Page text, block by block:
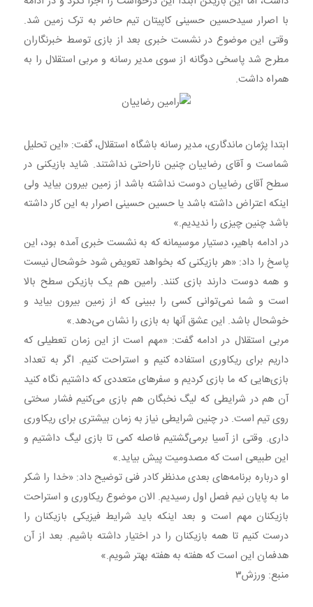
با اصرار سیدحسین حسینی کاپیتان تیم حاضر به ترک زمین شد.
وقتی این موضوع در نشست خبری بعد از بازی توسط خبرنگاران
مطرح شد پاسخی دوگانه از سوی مدیر رسانه و مربی استقلال را به
همراه داشت.
ابتدا پژمان ماندگاری، مدیر رسانه باشگاه استقلال، گفت: «این تحلیل
شماست و آقای رضاییان چنین ناراحتی نداشتند. شاید بازیکنی در
سطح آقای رضاییان دوست نداشته باشد از زمین بیرون بیاید ولی
اینکه اعتراض داشته باشد یا حسین حسینی اصرار به این کار داشته
باشد چنین چیزی را ندیدیم.»
در ادامه باهیر، دستیار موسیمانه که به نشست خبری آمده بود، این
پاسخ را داد: «هر بازیکنی که بخواهد تعویض شود خوشحال نیست
و همه دوست دارند بازی کنند. رامین هم یک بازیکن سطح بالا
است و شما نمی‌توانی کسی را ببینی که از زمین بیرون بیاید و
خوشحال باشد. این عشق آنها به بازی را نشان می‌دهد.»
مربی استقلال در ادامه گفت: «مهم است از این زمان تعطیلی که
داریم برای ریکاوری استفاده کنیم و استراحت کنیم. اگر به تعداد
بازی‌هایی که ما بازی کردیم و سفر‌های متعددی که داشتیم نگاه کنید
آن هم در شرایطی که لیگ نخبگان هم بازی می‌کنیم فشار سختی
روی تیم است. در چنین شرایطی نیاز به زمان بیشتری برای ریکاوری
داری. وقتی از آسیا برمی‌گشتیم فاصله کمی تا بازی لیگ داشتیم و
این طبیعی است که مصدومیت پیش بیاید.»
او درباره برنامه‌های بعدی مدنظر کادر فنی توضیح داد: «خدا را شکر
ما به پایان نیم فصل اول رسیدیم. الان موضوع ریکاوری و استراحت
بازیکنان مهم است و بعد اینکه باید شرایط فیزیکی بازیکنان را
درست کنیم تا همه بازیکنان را در اختیار داشته باشیم. بعد از آن
هدفمان این است که هفته به هفته بهتر شویم.»
منبع: ورزش۳